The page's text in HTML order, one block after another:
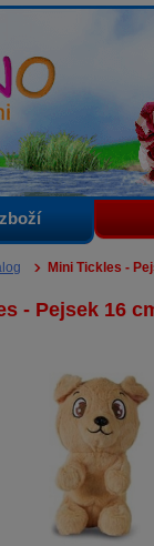
Mini Tickles -
- Pejsek 16